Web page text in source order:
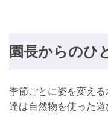
園長からのひ
季節ごとに姿を変え
達は自然物を使った